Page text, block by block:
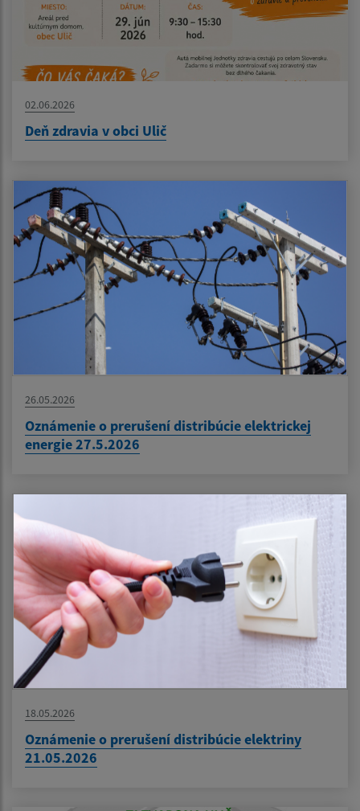
02.06.2026
Deň zdravia v obci Ulič
26.05.2026
Oznámenie o prerušení distribúcie elektrickej
energie 27.5.2026
18.05.2026
Oznámenie o prerušení distribúcie elektriny
21.05.2026